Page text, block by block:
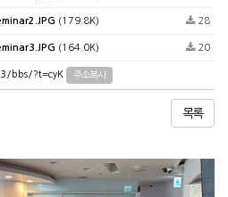
(179.8K) 28
(164.0K) 20
bbs/?t=cyK 주소복사
목록